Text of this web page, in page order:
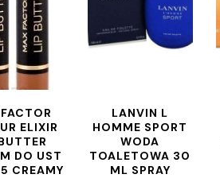
ELIXIR
DO UST
CREAMY
LANVIN L
HOMME SPORT
WODA
TOALETOWA 30
ML SPRAY